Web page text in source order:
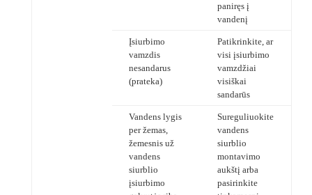
paniręs į
vandenį
Įsiurbimo
vamzdis
nesandarus
(prateka)
Patikrinkite, ar
visi įsiurbimo
vamzdžiai
visiškai
sandarūs
Vandens lygis
per žemas,
žemesnis už
vandens
siurblio
įsiurbimo
Sureguliuokite
vandens
siurblio
montavimo
aukštį arba
pasirinkite